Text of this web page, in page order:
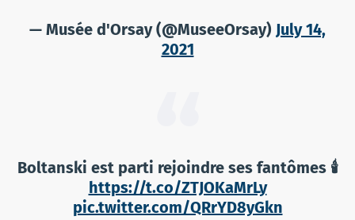
— Musée d'Orsay (@MuseeOrsay) July 14,
2021
Boltanski est parti rejoindre ses fantômes 🕯️
https://t.co/ZTJOKaMrLy
pic.twitter.com/QRrYD8yGkn